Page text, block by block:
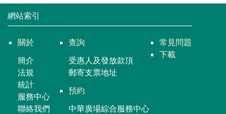
網站索引
關於
簡介
法規
統計
服務中心
聯絡我們
查詢
受惠人及發放款頂
郵寄支票地址
預約
中華廣場綜合服務中心
常見問題
下載